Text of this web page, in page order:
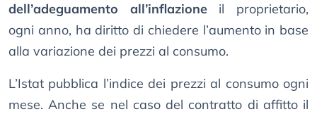
dell’adeguamento all’inflazioneil proprietario,
ogni anno, ha diritto di chiedere l’aumento in base
alla variazione dei prezzi al consumo.
L’Istat pubblica l’indice dei prezzi al consumo ogni
mese. Anche se nel caso del contratto di affitto il